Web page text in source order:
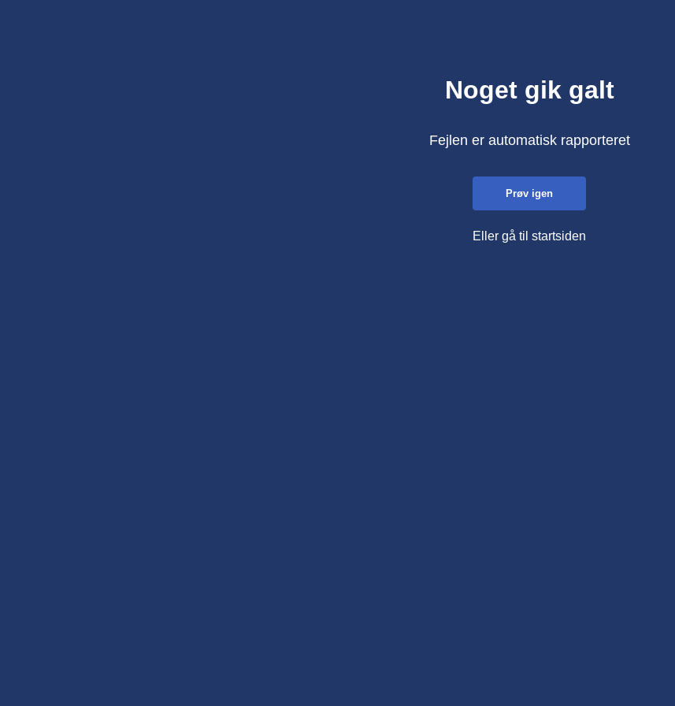
Noget gik galt
Fejlen er automatisk rapporteret
Prøv igen
Eller gå til startsiden